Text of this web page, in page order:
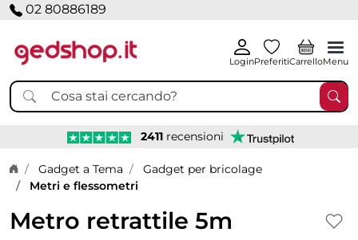
02 80886189
LoginPreferitiCarrelloMenu
2411 recensioni
Home page
Gadget a Tema
Gadget per bricolage
Metri e flessometri
Metro retrattile 5m